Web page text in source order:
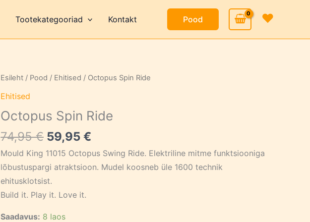
Tootekategooriad Kontakt Pood ❤
Esileht / Pood / Ehitised / Octopus Spin Ride
Ehitised
Octopus Spin Ride
74,95€ Algne
hind
oli:
74,95 €.
59,95 €
price
is:
Mould King 11015 Octopus Swing Ride. Elektriline mitme funktsiooniga
lõbustuspargi atraktsioon. Mudel koosneb üle 1600 technik
ehitusklotsist.
Build it. Play it. Love it.
Saadavus: 8 laos